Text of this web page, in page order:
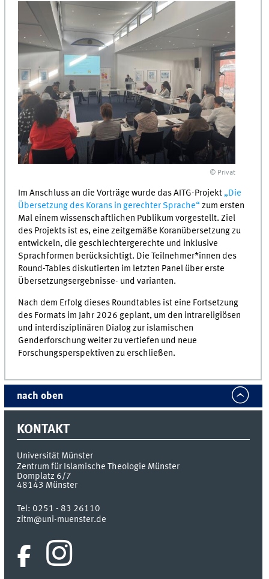
© Privat
Im Anschluss an die Vorträge wurde das AITG-Projekt „Die
Übersetzung des Korans in gerechter Sprache“ zum ersten
Mal einem wissenschaftlichen Publikum vorgestellt. Ziel
des Projekts ist es, eine zeitgemäße Koranübersetzung zu
entwickeln, die geschlechtergerechte und inklusive
Sprachformen berücksichtigt. Die Teilnehmer*innen des
Round-Tables diskutierten im letzten Panel über erste
Übersetzungsergebnisse- und varianten.
Nach dem Erfolg dieses Roundtables ist eine Fortsetzung
des Formats im Jahr 2026 geplant, um den intrareligiösen
und interdisziplinären Dialog zur islamischen
Genderforschung weiter zu vertiefen und neue
Forschungsperspektiven zu erschließen.
nach oben
KONTAKT
Universität Münster
Zentrum für Islamische Theologie Münster
Domplatz 6/7
48143 Münster
Tel:0251 - 83 26110
zitm@uni-muenster.de